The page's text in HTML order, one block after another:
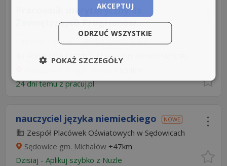
Pracownik merytoryczny ds.
Zewnętrznych Programów...
Umowa o pracę Rodzaj pracy: Stała
FUNDACJA LOTTO IM. HALINY KONOPACKIEJ
24 dni temu zpracuj.pl
nauczyciel języka niemieckiego NOWE
Zespół Placówek Oświatowych w Sędowicach
Sędowice gm. Michałów +47km
Dzisiaj - Aplikuj szybko z Nuzle
AKCEPTUJ
ODRZUĆ WSZYSTKIE
POKAŻ SZCZEGÓŁY